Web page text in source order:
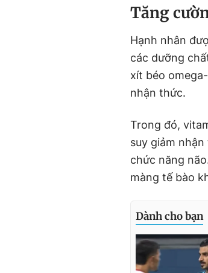
Tăng
Hạnh nhân
các dưỡng
xít béo
nhận thức.
Trong đó,
suy giảm
chức năng
màng tế bào